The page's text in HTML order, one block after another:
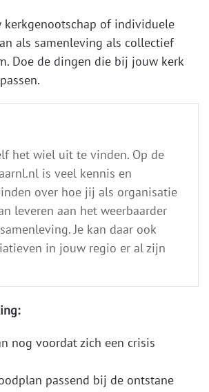
of individuele
als samenleving als collectief
Doe de dingen die bij jouw kerk
het wiel uit te vinden. Op de
is veel kennis en
over hoe jij als organisatie
leveren aan het weerbaarder
Je kan daar ook
in jouw regio er al zijn
nog voordat zich een crisis
passend bij de ontstane